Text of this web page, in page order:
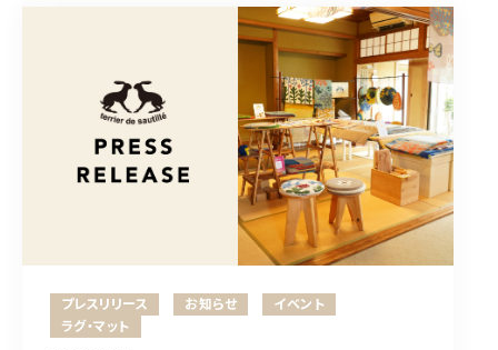
プレスリリース お知らせ
イベント
ラグ・マット